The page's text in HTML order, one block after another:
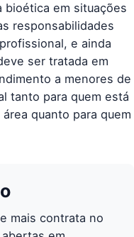
bioética em situações
responsabilidades
e ainda
ser tratada em
a menores de
tanto para quem está
quanto para quem
mais contrata no